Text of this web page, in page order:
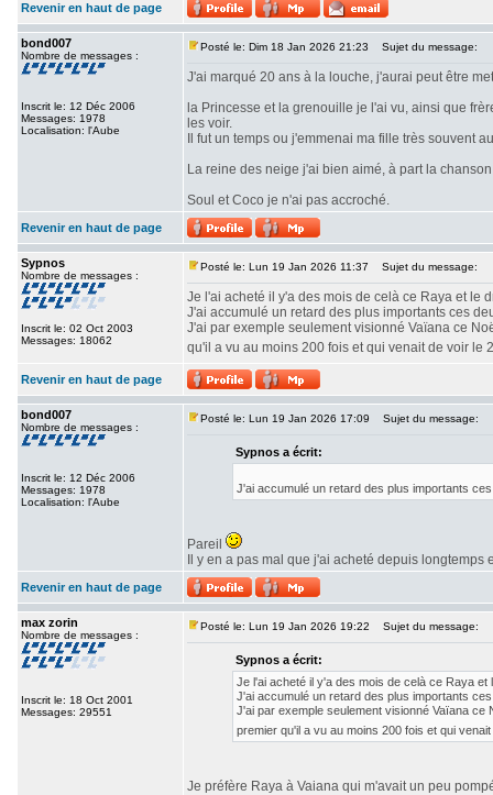
Revenir en haut de page
bond007
Nombre de messages :
Inscrit le: 12 Déc 2006
Messages: 1978
Localisation: l'Aube
Posté le: Dim 18 Jan 2026 21:23 Sujet du message:
J'ai marqué 20 ans à la louche, j'aurai peut être
la Princesse et la grenouille je l'ai vu, ainsi que
les voir.
Il fut un temps ou j'emmenai ma fille très souvent
La reine des neige j'ai bien aimé, à part la
Soul et Coco je n'ai pas accroché.
Revenir en haut de page
Sypnos
Nombre de messages :
Inscrit le: 02 Oct 2003
Messages: 18062
Posté le: Lun 19 Jan 2026 11:37 Sujet du message:
Je l'ai acheté il y'a des mois de celà ce Raya et le
J'ai accumulé un retard des plus importants ces
J'ai par exemple seulement visionné Vaïana ce
qu'il a vu au moins 200 fois et qui venait de voir le
Revenir en haut de page
bond007
Nombre de messages :
Inscrit le: 12 Déc 2006
Messages: 1978
Localisation: l'Aube
Posté le: Lun 19 Jan 2026 17:09 Sujet du message:
Sypnos a écrit:
J'ai accumulé un retard des plus importants
Pareil
Il y en a pas mal que j'ai acheté depuis
Revenir en haut de page
max zorin
Nombre de messages :
Inscrit le: 18 Oct 2001
Messages: 29551
Posté le: Lun 19 Jan 2026 19:22 Sujet du message:
Sypnos a écrit:
Je l'ai acheté il y'a des mois de celà ce Raya
J'ai accumulé un retard des plus importants
J'ai par exemple seulement visionné Vaïana
premier qu'il a vu au moins 200 fois et qui
Je préfère Raya à Vaiana qui m'avait un peu